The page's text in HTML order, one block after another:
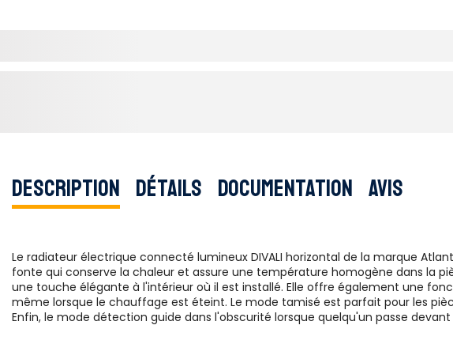
Description Détails Documentation Avis
Le radiateur électrique connecté lumineux DIVALI horizontal de la marque
fonte qui conserve la chaleur et assure une température homogène dans la
une touche élégante à l'intérieur où il est installé. Elle offre également une
même lorsque le chauffage est éteint. Le mode tamisé est parfait pour les
Enfin, le mode détection guide dans l'obscurité lorsque quelqu'un passe